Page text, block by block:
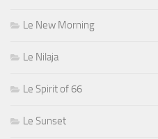
Le New Morning
Le Nilaja
Le Spirit of 66
Le Sunset